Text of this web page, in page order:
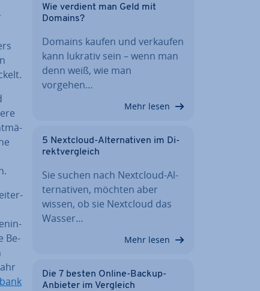
Be­
Wie verdient man Geld mit
Domains?
Domains kaufen und verkaufen
kann lukrativ sein – wenn man
denn weiß, wie man
vorgehen…
Mehr lesen
5 Nextcloud-Al­ter­na­ti­ven im Di­
rekt­ver­gleich
Sie suchen nach Nextcloud-Al­
ter­na­ti­ven, möchten aber
wissen, ob sie Nextcloud das
Wasser…
Mehr lesen
Die 7 besten Online-Backup-
Anbieter im Vergleich